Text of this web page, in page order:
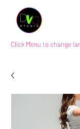
Click Menu to change